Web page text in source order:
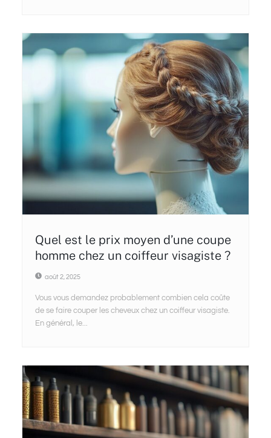
Quel est le prix moyen d’une coupe
homme chez un coiffeur visagiste ?
août 2, 2025
Vous vous demandez probablement combien cela coûte
de se faire couper les cheveux chez un coiffeur visagiste.
En général, le...